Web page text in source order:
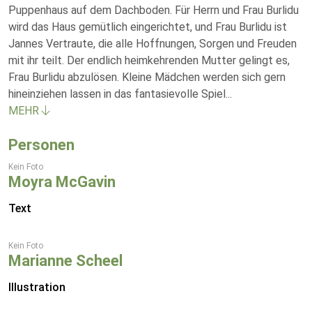
Puppenhaus auf dem Dachboden. Für Herrn und Frau Burlidu
wird das Haus gemütlich eingerichtet, und Frau Burlidu ist
Jannes Vertraute, die alle Hoffnungen, Sorgen und Freuden
mit ihr teilt. Der endlich heimkehrenden Mutter gelingt es,
Frau Burlidu abzulösen. Kleine Mädchen werden sich gern
hineinziehen lassen in das fantasievolle Spiel...
MEHR
Personen
Kein Foto
Moyra McGavin
Text
Kein Foto
Marianne Scheel
Illustration